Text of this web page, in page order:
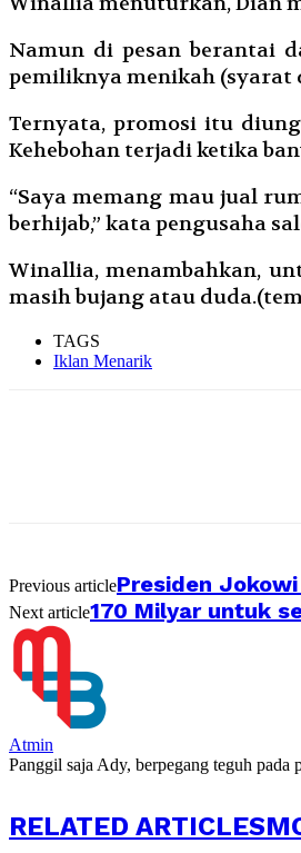
Namun di pesan berantai
pemiliknya menikah (syarat
Ternyata, promosi itu
Kehebohan terjadi ketika
“Saya memang mau jual
berhijab,” kata pengusaha
Winallia, menambahkan,
masih bujang atau
TAGS
Iklan Menarik
Previous articlePresiden
Next article170 Milyar untuk
Atmin
Panggil saja Ady, berpegang teguh
RELATED ARTICLES